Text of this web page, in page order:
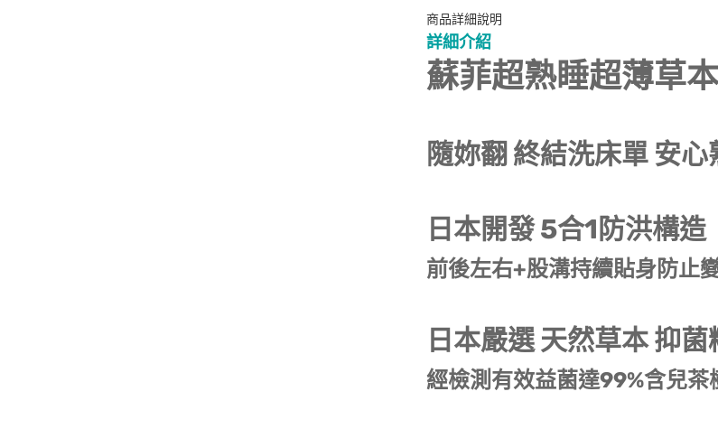
商品詳細說明
詳細介紹
蘇菲超熟睡超薄草
隨妳翻 終結洗床單 安
日本開發 5合1防洪構造
前後左右+股溝持續貼身防止
日本嚴選 天然草本 抑菌
經檢測有效益菌達99%含兒茶